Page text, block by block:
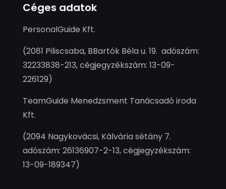
Céges adatok
PersonalGuide Kft.
(2081 Piliscsaba, BBartók Béla u. 19. adószám:
32233838-213, cégjegyzékszám: 13-09-
226129)
TeamGuide Menedzsment Tanácsadó iroda
Kft.
(2094 Nagykovácsi, Kálvária sétány 7.
adószám: 26136907-2-13, cégjegyzékszám:
13-09-189347)